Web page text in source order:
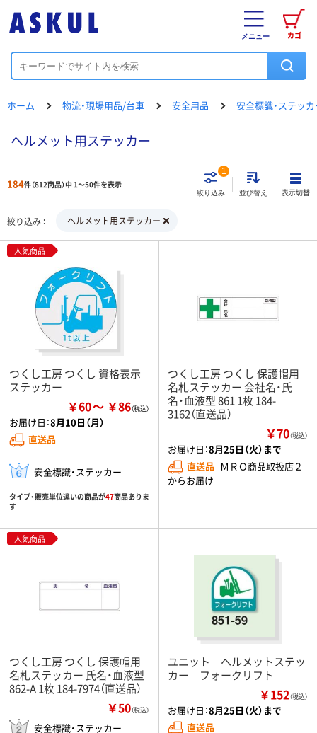
カゴ
メニュー
ホーム 物流・現場用品/台車 安全用品 安全標識・ステッ
ヘルメット用ステッカー
184件（812商品）中 1～50件を表示
絞り込み
1
並び替え 表示切替
絞り込み ヘルメット用ステッカー
人気商品
つくし工房 つくし 資格表示
ステッカー
￥60 ￥86
お届け日：8月10日（月）
直送品
安全標識・ステッカー
タイプ・販売単位違いの商品が47商品ありま
す
つくし工房 つくし 保護帽用
名札ステッカー 会社名・氏
名・血液型 861 1枚 184-
3162（直送品）
￥70（税込）
お届け日：8月25日（火）まで
直送品 ＭＲＯ商品取扱店２
からお届け
人気商品
つくし工房 つくし 保護帽用
名札ステッカー 氏名・血液型
862-A 1枚 184-7974（直送品）
￥50（税込）
安全標識・ステッカー
ユニット ヘルメットステッ
カー フォークリフト
￥152（税込）
お届け日：8月25日（火）まで
直送品